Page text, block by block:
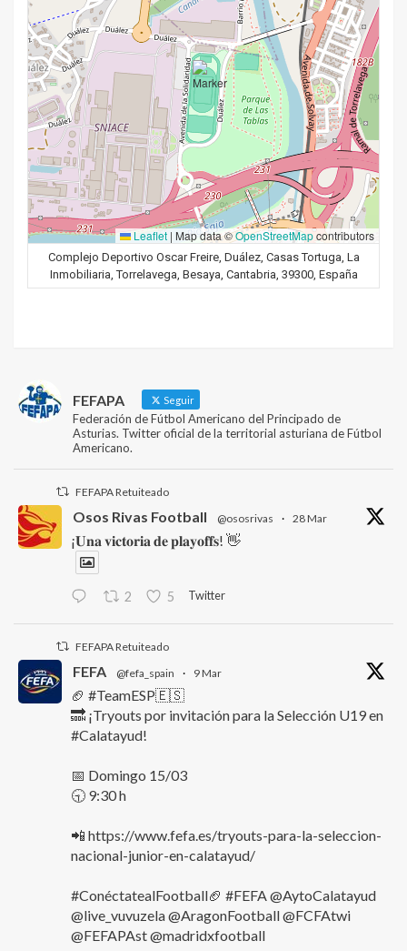
Leaflet | Map data ©OpenStreetMapcontributors
Complejo Deportivo Oscar Freire, Duález, Casas Tortuga, La
Inmobiliaria, Torrelavega, Besaya, Cantabria, 39300, España
FEFAPA Seguir
Federación de Fútbol Americano del Principado de
Asturias. Twitter oficial de la territorial asturiana de Fútbol
Americano.
FEFAPA Retuiteado
Osos Rivas Football @ososrivas · 28 Mar
¡𝐔𝐧𝐚 𝐯𝐢𝐜𝐭𝐨𝐫𝐢𝐚 𝐝𝐞 𝐩𝐥𝐚𝐲𝐨𝐟𝐟𝐬! 👋
2 5 Twitter
FEFAPA Retuiteado
FEFA @fefa_spain · 9 Mar
🏈 #TeamESP🇪🇸
🔜 ¡Tryouts por invitación para la Selección U19 en
#Calatayud!
📅 Domingo 15/03
🕤 9:30 h
📲 https://www.fefa.es/tryouts-para-la-seleccion-
nacional-junior-en-calatayud/
#ConéctatealFootball🏈 #FEFA @AytoCalatayud
@live_vuvuzela @AragonFootball @FCFAtwi
@FEFAPAst @madridxfootball